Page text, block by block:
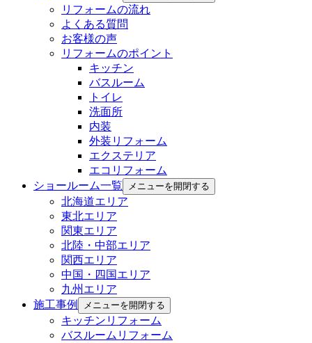
リフォームの流れ
よくある質問
お客様の声
リフォームのポイント
キッチン
バスルーム
トイレ
洗面所
内装
外装リフォーム
エクステリア
エコリフォーム
ショールーム一覧
メニューを開閉する
北海道エリア
東北エリア
関東エリア
北陸・中部エリア
関西エリア
中国・四国エリア
九州エリア
施工事例
メニューを開閉する
キッチンリフォーム
バスルームリフォーム